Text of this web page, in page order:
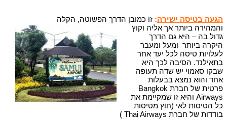
הגעה בטיסה ישירה: זו כמובן הדרך הפשוטה, הקלה
והמהירה ביותר אך אליה וקוץ
גדול בה – היא גם הדרך
היקרה ביותר ומעל ומעבר
לעלויות טיסה לכל יעד אחר
בתאילנד. הסיבה לכך היא
שבקו סאמוי יש שדה תעופה
אחד והוא נמצא בבעלות
פרטית של חברת Bangkok
Airways והיא זו שמקיימת את
כל הטיסות לאי (חוץ מטיסות
בודדות של חברת Thai Airways )